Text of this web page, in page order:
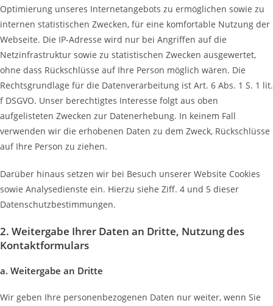
Optimierung unseres Internetangebots zu ermöglichen sowie zu
internen statistischen Zwecken, für eine komfortable Nutzung der
Webseite. Die IP-Adresse wird nur bei Angriffen auf die
Netzinfrastruktur sowie zu statistischen Zwecken ausgewertet,
ohne dass Rückschlüsse auf Ihre Person möglich wären. Die
Rechtsgrundlage für die Datenverarbeitung ist Art. 6 Abs. 1 S. 1 lit.
f DSGVO. Unser berechtigtes Interesse folgt aus oben
aufgelisteten Zwecken zur Datenerhebung. In keinem Fall
verwenden wir die erhobenen Daten zu dem Zweck, Rückschlüsse
auf Ihre Person zu ziehen.
Darüber hinaus setzen wir bei Besuch unserer Website Cookies
sowie Analysedienste ein. Hierzu siehe Ziff. 4 und 5 dieser
Datenschutzbestimmungen.
2. Weitergabe Ihrer Daten an Dritte, Nutzung des
Kontaktformulars
a. Weitergabe an Dritte
Wir geben Ihre personenbezogenen Daten nur weiter, wenn Sie